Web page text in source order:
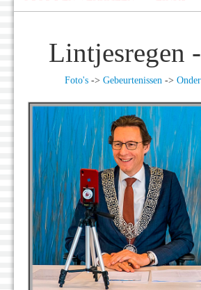
Lintjesregen
Foto's -> Gebeurtenissen ->